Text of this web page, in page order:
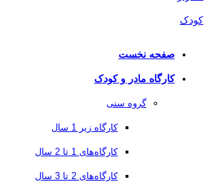
صفحه نخست
کارگاه مادر و کودک
گروه سنی
کارگاه زیر 1 سال
کارگاه‌های 1 تا 2 سال
کارگاه‌های 2 تا 3 سال